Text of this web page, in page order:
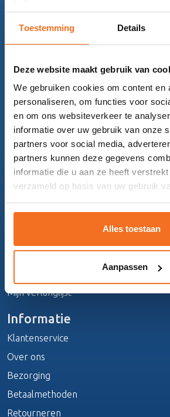
Toestemming Details
Deze website maakt gebruik van
We gebruiken cookies om content en
personaliseren, om functies voor
en om ons websiteverkeer te
informatie over uw gebruik van onze
partners voor social media,
partners kunnen deze gegevens
informatie die u aan ze heeft
verzameld op basis van uw gebruik
Alles toestaan
Aanpassen
Categorieën
Boxsprings
Bedden
Matrassen
Topmatrassen
Beddengoed
Registreren
Mijn verlanglijst
Informatie
Klantenservice
Over ons
Bezorging
Betaalmethoden
Retourneren